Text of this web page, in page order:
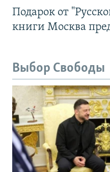
Подарок от
книги Москва
Выбор Свободы